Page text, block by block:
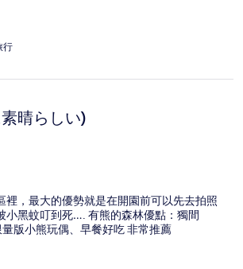
行
晴らしい)
裡，最大的優勢就是在開園前可以先去拍照
小黑蚊叮到死…. 有熊的森林優點：獨間
版小熊玩偶、早餐好吃 非常推薦